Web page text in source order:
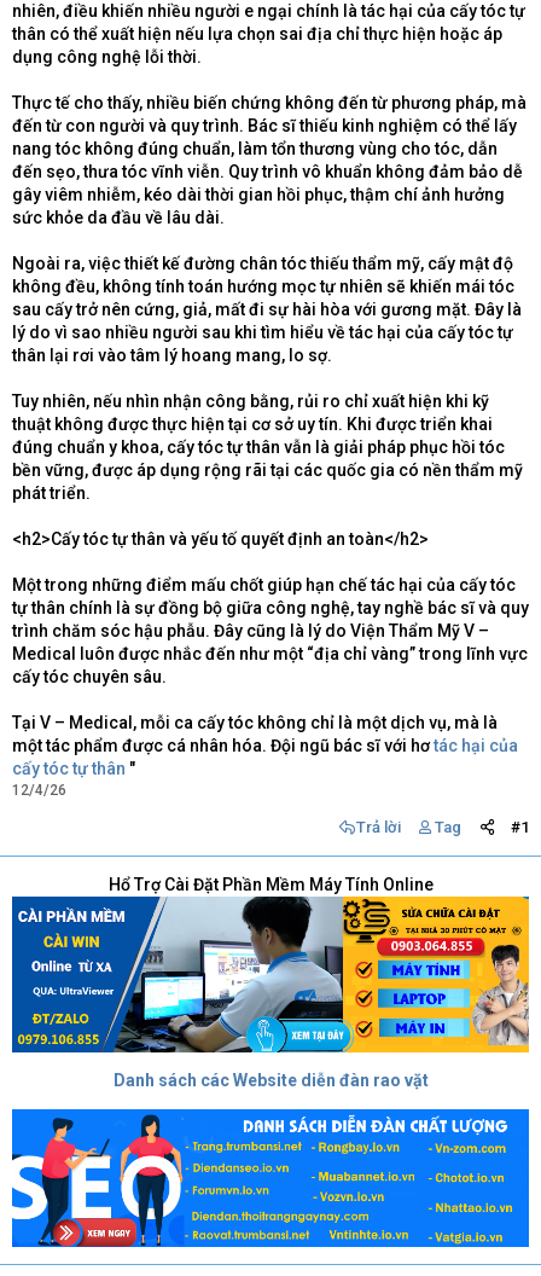
nhiên, điều khiến nhiều người e ngại chính là tác hại của cấy tóc tự
thân có thể xuất hiện nếu lựa chọn sai địa chỉ thực hiện hoặc áp
dụng công nghệ lỗi thời.
Thực tế cho thấy, nhiều biến chứng không đến từ phương pháp, mà
đến từ con người và quy trình. Bác sĩ thiếu kinh nghiệm có thể lấy
nang tóc không đúng chuẩn, làm tổn thương vùng cho tóc, dẫn
đến sẹo, thưa tóc vĩnh viễn. Quy trình vô khuẩn không đảm bảo dễ
gây viêm nhiễm, kéo dài thời gian hồi phục, thậm chí ảnh hưởng
sức khỏe da đầu về lâu dài.
Ngoài ra, việc thiết kế đường chân tóc thiếu thẩm mỹ, cấy mật độ
không đều, không tính toán hướng mọc tự nhiên sẽ khiến mái tóc
sau cấy trở nên cứng, giả, mất đi sự hài hòa với gương mặt. Đây là
lý do vì sao nhiều người sau khi tìm hiểu về tác hại của cấy tóc tự
thân lại rơi vào tâm lý hoang mang, lo sợ.
Tuy nhiên, nếu nhìn nhận công bằng, rủi ro chỉ xuất hiện khi kỹ
thuật không được thực hiện tại cơ sở uy tín. Khi được triển khai
đúng chuẩn y khoa, cấy tóc tự thân vẫn là giải pháp phục hồi tóc
bền vững, được áp dụng rộng rãi tại các quốc gia có nền thẩm mỹ
phát triển.
<h2>Cấy tóc tự thân và yếu tố quyết định an toàn</h2>
Một trong những điểm mấu chốt giúp hạn chế tác hại của cấy tóc
tự thân chính là sự đồng bộ giữa công nghệ, tay nghề bác sĩ và quy
trình chăm sóc hậu phẫu. Đây cũng là lý do Viện Thẩm Mỹ V –
Medical luôn được nhắc đến như một “địa chỉ vàng” trong lĩnh vực
cấy tóc chuyên sâu.
Tại V – Medical, mỗi ca cấy tóc không chỉ là một dịch vụ, mà là
một tác phẩm được cá nhân hóa. Đội ngũ bác sĩ với hơtác hại của
cấy tóc tự thân "
12/4/26
Trả lời Tag #1
Hổ Trợ Cài Đặt Phần Mềm Máy Tính Online
Danh sách các Website diễn đàn rao vặt